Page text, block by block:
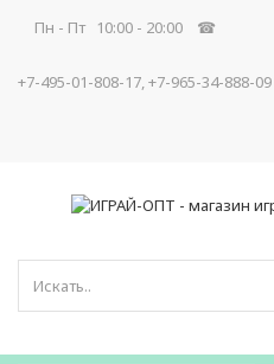
Пн - Пт 10:00 - 20:00 ☎
+7-495-01-808-17, +7-965-34-888-